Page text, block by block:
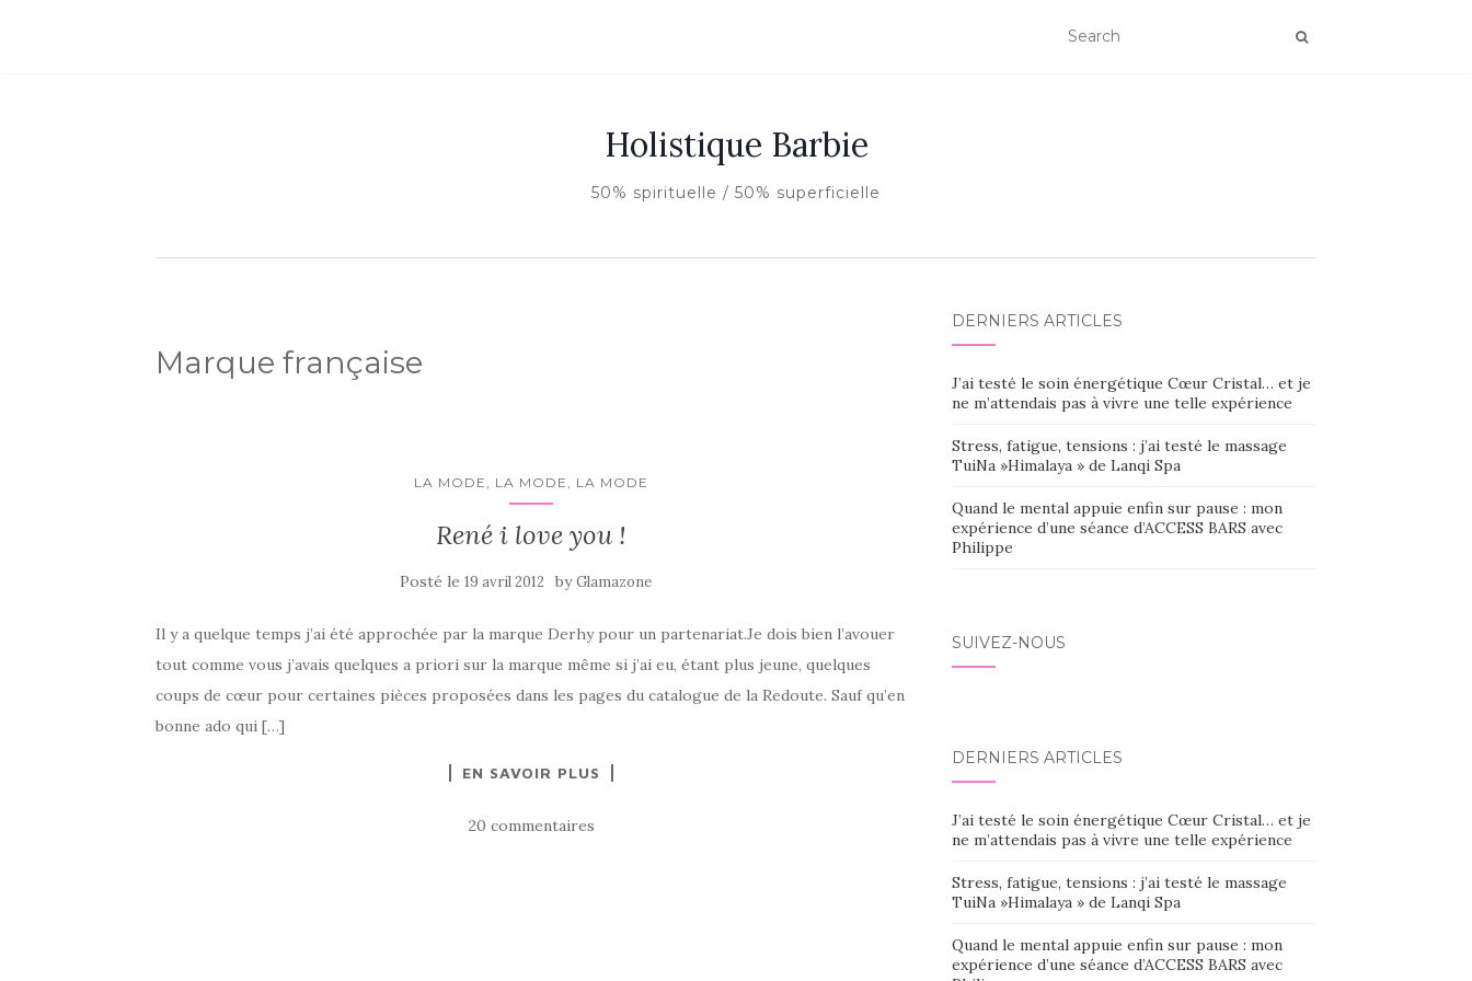
Holistique Barbie
50% spirituelle / 50% superficielle
Marque française
LA MODE, LA MODE, LA MODE
René i love you !
Posté le19 avril 2012 byGlamazone
Il y a quelque temps j’ai été approchée par la marque Derhy pour un partenariat.Je dois bien l’avouer
tout comme vous j’avais quelques a priori sur la marque même si j’ai eu, étant plus jeune, quelques
coups de cœur pour certaines pièces proposées dans les pages du catalogue de la Redoute. Sauf qu’en
bonne ado qui […]
EN SAVOIR PLUS
20 commentaires
DERNIERS ARTICLES
J’ai testé le soin énergétique Cœur Cristal… et je
ne m’attendais pas à vivre une telle expérience
Stress, fatigue, tensions : j’ai testé le massage
TuiNa »Himalaya » de Lanqi Spa
Quand le mental appuie enfin sur pause : mon
expérience d’une séance d’ACCESS BARS avec
Philippe
SUIVEZ-NOUS
DERNIERS ARTICLES
J’ai testé le soin énergétique Cœur Cristal… et je
ne m’attendais pas à vivre une telle expérience
Stress, fatigue, tensions : j’ai testé le massage
TuiNa »Himalaya » de Lanqi Spa
Quand le mental appuie enfin sur pause : mon
expérience d’une séance d’ACCESS BARS avec